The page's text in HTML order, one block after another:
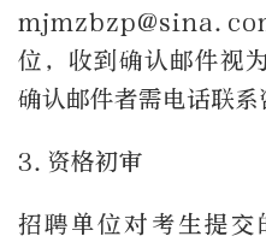
位，收到确认邮件视
确认邮件者需电话联系
3.资格初审
招聘单位对考生提